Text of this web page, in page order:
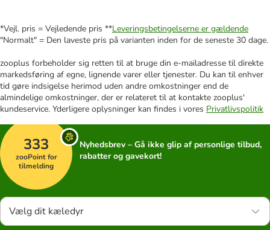
*Vejl. pris = Vejledende pris **Leveringsbetingelserne er gældende
"Normalt" = Den laveste pris på varianten inden for de seneste 30 dage.
zooplus forbeholder sig retten til at bruge din e-mailadresse til direkte
markedsføring af egne, lignende varer eller tjenester. Du kan til enhver
tid gøre indsigelse herimod uden andre omkostninger end de
almindelige omkostninger, der er relateret til at kontakte zooplus'
kundeservice. Yderligere oplysninger kan findes i vores Privatlivspolitik
333
zooPoint for
tilmelding
Nyhedsbrev – Gå ikke glip af personlige tilbud,
rabatter og gavekort!
Vælg dit kæledyr